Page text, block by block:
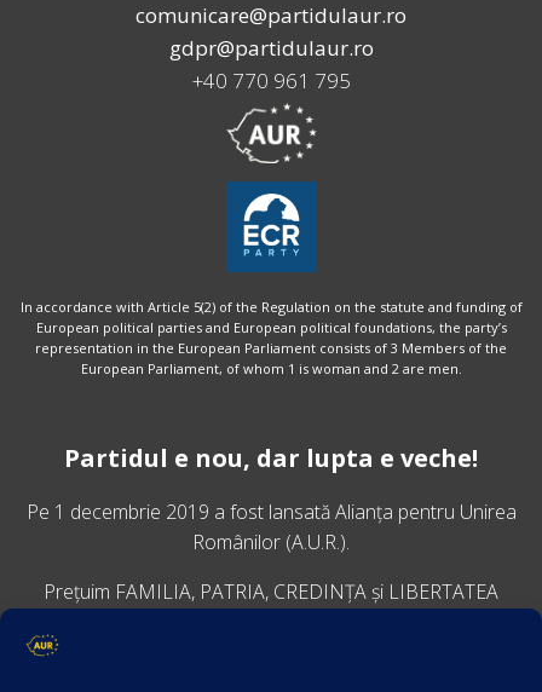
comunicare@partidulaur.ro
gdpr@partidulaur.ro
+40 770 961 795
In accordance with Article 5(2) of the Regulation on the statute and funding of
European political parties and European political foundations, the party’s
representation in the European Parliament consists of 3 Members of the
European Parliament, of whom 1 is woman and 2 are men.
Partidul e nou, dar lupta e veche!
Pe 1 decembrie 2019 a fost lansatăAlianța pentru Unirea
Românilor (A.U.R.).
Prețuim FAMILIA, PATRIA, CREDINȚA și LIBERTATEA